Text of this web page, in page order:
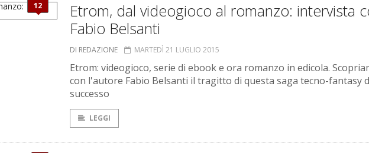
12
Etrom, dal videogioco al romanzo: intervista
Fabio Belsanti
DI REDAZIONE MARTEDÌ 21 LUGLIO 2015
Etrom: videogioco, serie di ebook e ora romanzo in edicola.
con l'autore Fabio Belsanti il tragitto di questa saga tecno-fantasy
successo
LEGGI